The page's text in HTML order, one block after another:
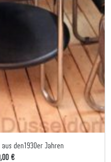
den1930er Jahren
€